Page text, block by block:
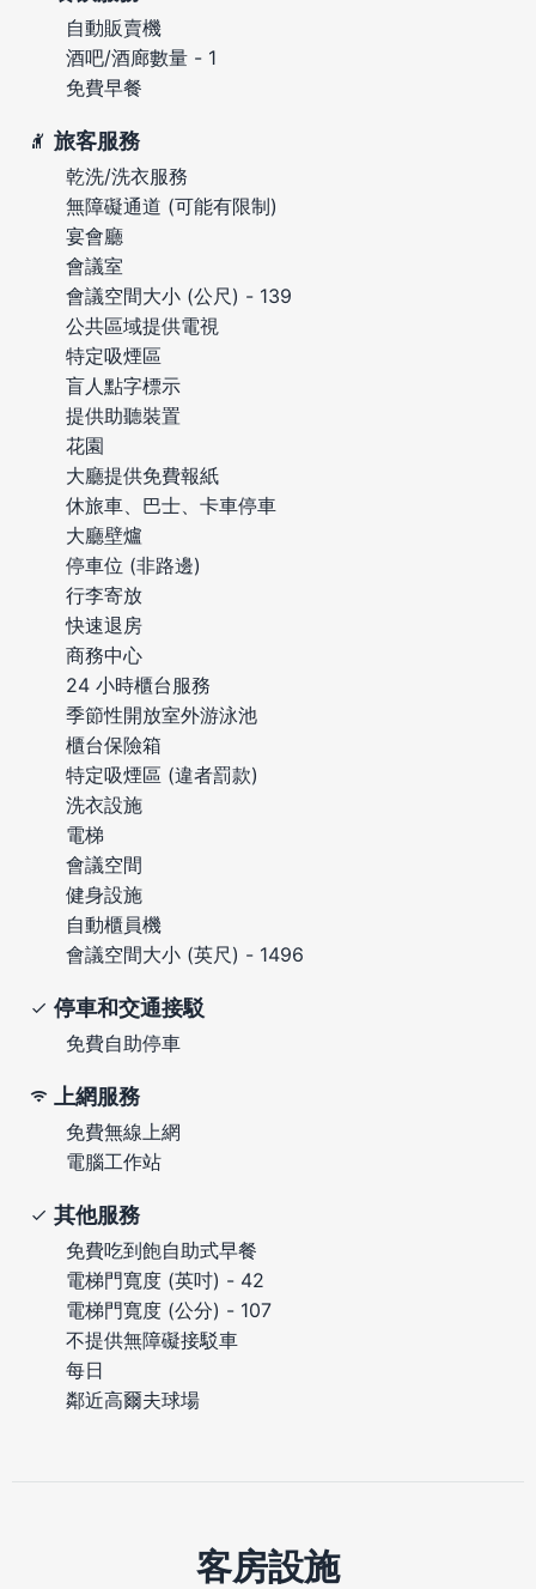
自動販賣機
酒吧/酒廊數量 - 1
免費早餐
旅客服務
乾洗/洗衣服務
無障礙通道 (可能有限制)
宴會廳
會議室
會議空間大小 (公尺) - 139
公共區域提供電視
特定吸煙區
盲人點字標示
提供助聽裝置
花園
大廳提供免費報紙
休旅車、巴士、卡車停車
大廳壁爐
停車位 (非路邊)
行李寄放
快速退房
商務中心
24 小時櫃台服務
季節性開放室外游泳池
櫃台保險箱
特定吸煙區 (違者罰款)
洗衣設施
電梯
會議空間
健身設施
自動櫃員機
會議空間大小 (英尺) - 1496
停車和交通接駁
免費自助停車
上網服務
免費無線上網
電腦工作站
其他服務
免費吃到飽自助式早餐
電梯門寬度 (英吋) - 42
電梯門寬度 (公分) - 107
不提供無障礙接駁車
每日
鄰近高爾夫球場
客房設施